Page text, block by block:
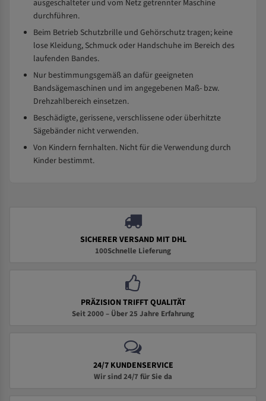
ausgeschalteter und vom Netz getrennter Maschine
durchführen.
Beim Betrieb Schutzbrille und Gehörschutz tragen; keine
lose Kleidung, Schmuck oder Handschuhe im Bereich des
laufenden Bandes.
Nur bestimmungsgemäß an dafür geeigneten
Bandsägemaschinen und im angegebenen Maß- bzw.
Drehzahlbereich einsetzen.
Beschädigte, gerissene, verschlissene oder überhitzte
Sägebänder nicht verwenden.
Von Kindern fernhalten. Nicht für die Verwendung durch
Kinder bestimmt.
SICHERER VERSAND MIT DHL
100Schnelle Lieferung
PRÄZISION TRIFFT QUALITÄT
Seit 2000 – Über 25 Jahre Erfahrung
24/7 KUNDENSERVICE
Wir sind 24/7 für Sie da